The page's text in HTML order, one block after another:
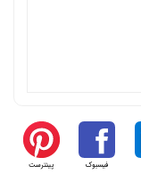
فیسبوک پینترست